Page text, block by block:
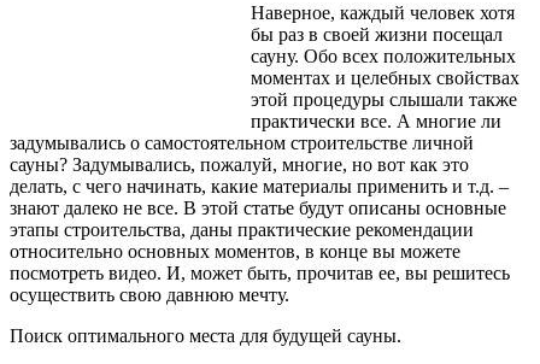
Наверное, каждый человек хотя
бы раз в своей жизни посещал
сауну. Обо всех положительных
моментах и целебных свойствах
этой процедуры слышали также
практически все. А многие ли
задумывались о самостоятельном строительстве личной
сауны? Задумывались, пожалуй, многие, но вот как это
делать, с чего начинать, какие материалы применить и т.д. –
знают далеко не все. В этой статье будут описаны основные
этапы строительства, даны практические рекомендации
относительно основных моментов, в конце вы можете
посмотреть видео. И, может быть, прочитав ее, вы решитесь
осуществить свою давнюю мечту.
Поиск оптимального места для будущей сауны.